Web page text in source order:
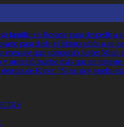
familia en Rosario para despedir a
para darle el último adiós a su
mensaje que compartió Javier Milei
mereció mucho más que un
de River: “Si no doy vuelta